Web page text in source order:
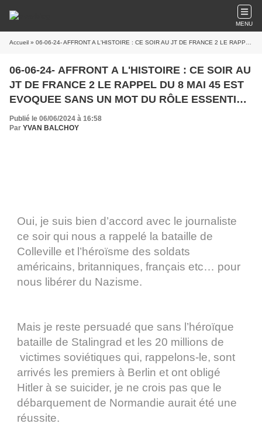
MENU
Accueil » 06-06-24- AFFRONT A L'HISTOIRE : CE SOIR AU JT DE FRANCE 2 LE RAPPEL DU 8 MAI 45 EST EVOQUEE SANS UN MOT DU RÔLE ESSENTIEL JOUE PAR L’ARMEE ROUGE DANS LA VICTOIRE (ECRIT EN CE BLOG EN 2013)
06-06-24- AFFRONT A L'HISTOIRE : CE SOIR AU
JT DE FRANCE 2 LE RAPPEL DU 8 MAI 45 EST
EVOQUEE SANS UN MOT DU RÔLE ESSENTIEL
JOUE PAR L’ARMEE ROUGE DANS LA
VICTOIRE (ECRIT EN CE BLOG EN 2013)
Publié le 06/06/2024 à 16:58
Par YVAN BALCHOY
Oui, je suis bien d’accord avec le journaliste
ce soir qui nous a rappelé la bataille de
Colleville et l’héroïsme des soldats
américains, britanniques, français etc… pour
nous libérer du Nazisme.
Mais je reste persuadé que sans l’héroïque
bataille de Stalingrad et les 20 millions de
victimes soviétiques qui, rappelons-le, sont
arrivés les premiers à Berlin et ont obligé
Hitler à se suicider, je ne crois pas que le
débarquement de Normandie aurait été une
réussite.